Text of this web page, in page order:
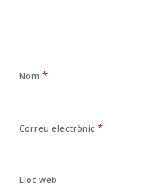
Nom *
Correu electrònic *
Lloc web